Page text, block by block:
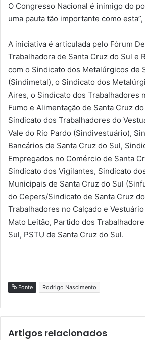
O Congresso Nacional é inimigo do
uma pauta tão importante como
A iniciativa é articulada pelo Fórum
Trabalhadora de Santa Cruz do Sul e
com o Sindicato dos Metalúrgicos de
(Sindimetal), o Sindicato dos
Aires, o Sindicato dos Trabalhadores
Fumo e Alimentação de Santa Cruz
Sindicato dos Trabalhadores do
Vale do Rio Pardo (Sindivestuário),
Bancários de Santa Cruz do Sul,
Empregados no Comércio de Santa
Sindicato dos Vigilantes, Sindicato
Municipais de Santa Cruz do Sul
do Cepers/Sindicato de Santa Cruz
Trabalhadores no Calçado e
Mato Leitão, Partido dos
Sul, PSTU de Santa Cruz do Sul.
Fonte Rodrigo Nascimento
Artigos relacionados